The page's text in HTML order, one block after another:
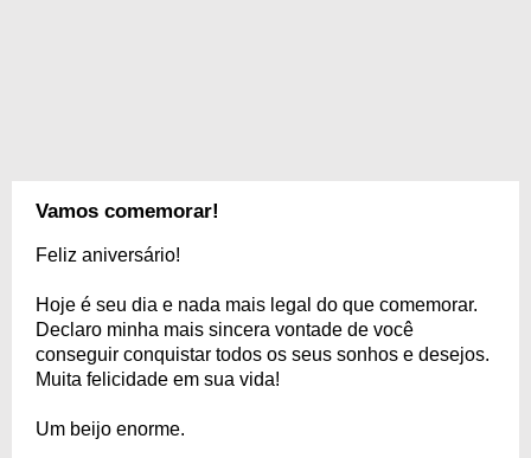
Vamos comemorar!
Feliz aniversário!
Hoje é seu dia e nada mais legal do que comemorar.
Declaro minha mais sincera vontade de você
conseguir conquistar todos os seus sonhos e desejos.
Muita felicidade em sua vida!
Um beijo enorme.